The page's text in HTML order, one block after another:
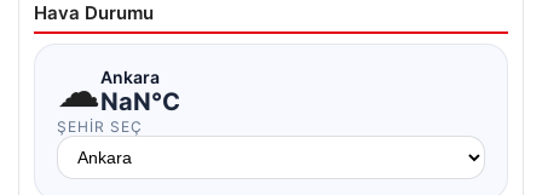
Hava Durumu
☁Ankara
NaN°C
ŞEHIR SEÇ